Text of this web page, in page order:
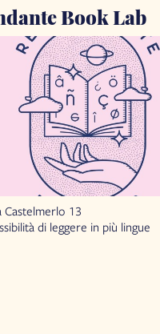
Book Lab
Castelmerlo 13
di leggere in più lingue